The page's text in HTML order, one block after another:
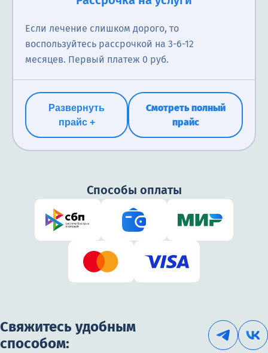
Если лечение слишком дорого, то
воспользуйтесь рассрочкой на 3-6-12
месяцев. Первый платеж 0 руб.
Развернуть
прайс +
Смотреть полный
прайс
Способы оплаты
Свяжитесь удобным
способом: